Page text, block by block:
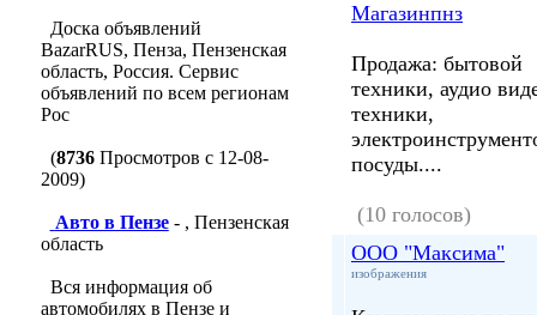
Доска объявлений
BazarRUS, Пенза, Пензенская
область, Россия. Сервис
объявлений по всем регионам
Рос
(8736Просмотров с 12-08-
2009)
Авто в Пензе- , Пензенская
область
Вся информация об
автомобилях в Пензе и
Магазинпнз
Продажа: бытовой
техники, аудио
техники,
посуды....
(10 голосов)
ООО "Максима"
изображения